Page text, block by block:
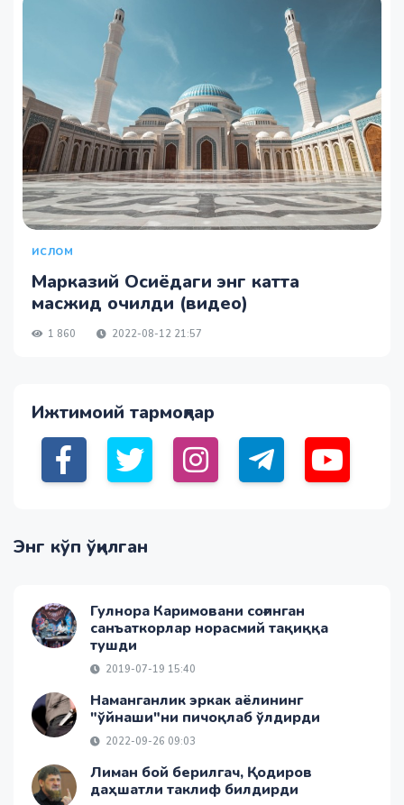
ИСЛОМ
Марказий Осиёдаги энг катта
масжид очилди (видео)
1 860 2022-08-12 21:57
Ижтимоий тармоқлар
Энг кўп ўқилган
Гулнора Каримовани соғинган
санъаткорлар норасмий тақиққа
тушди
2019-07-19 15:40
Наманганлик эркак аёлининг
"ўйнаши"ни пичоқлаб ўлдирди
2022-09-26 09:03
Лиман бой берилгач, Қодиров
даҳшатли таклиф билдирди